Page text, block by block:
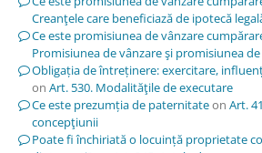
Creanţele care beneficiază de ipotecă
Ce este promisiunea de vânzare
Promisiunea de vânzare şi promisiunea
Obligația de întreținere: exercitare,
on Art. 530. Modalităţile de executare
Ce este prezumția de paternitateon Art.
concepţiunii
Poate fi închiriată o locuință proprietate